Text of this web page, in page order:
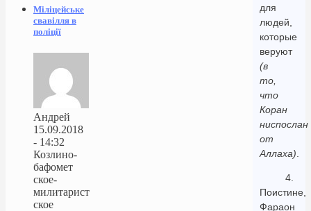
для
людей,
которые
веруют
(в
то,
что
Коран
ниспослан
от
Аллаха).
4.
Поистине,
Фараон
Міліцейське
свавілля в
поліції
Андрей
15.09.2018
- 14:32
Козлино-
бафомет
ское-
милитарист
ское